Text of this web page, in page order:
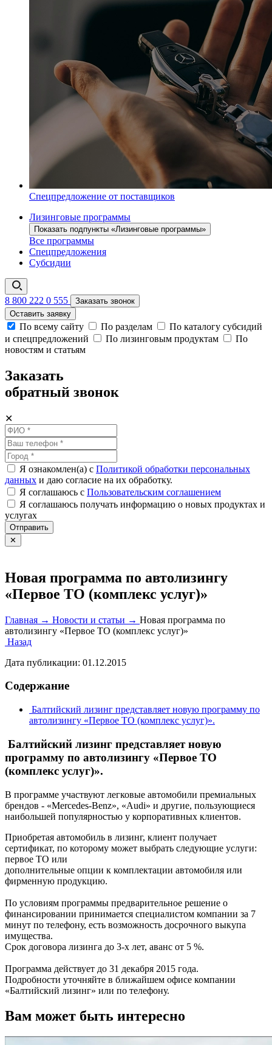
Спецпредложение от поставщиков
Лизинговые программы
Показать подпункты «Лизинговые программы»
Все программы
Спецпредложения
Субсидии
8 800 222 0 555
Заказать звонок
Оставить заявку
По всему сайту По разделам
По каталогу субсидий
и спецпредложений
По лизинговым продуктам
По
новостям и статьям
Заказать
обратный звонок
✕
Я ознакомлен(а) с Политикой обработки персональных
данных и даю согласие на их обработку.
Я соглашаюсь c Пользовательским соглашением
Я соглашаюсь получать информацию о новых продуктах и
услугах
Отправить
✕
Новая программа по автолизингу
«Первое ТО (комплекс услуг)»
Главная → Новости и статьи → Новая программа по
автолизингу «Первое ТО (комплекс услуг)»
Назад
Дата публикации: 01.12.2015
Содержание
Балтийский лизинг представляет новую программу по
автолизингу «Первое ТО (комплекс услуг)».
Балтийский лизинг представляет новую
программу по автолизингу «Первое ТО
(комплекс услуг)».
В программе участвуют легковые автомобили премиальных
брендов - «Mercedes-Benz», «Audi» и другие, пользующиеся
наибольшей популярностью у корпоративных клиентов.
Приобретая автомобиль в лизинг, клиент получает
сертификат, по которому может выбрать следующие услуги:
первое ТО или
дополнительные опции к комплектации автомобиля или
фирменную продукцию.
По условиям программы предварительное решение о
финансировании принимается специалистом компании за 7
минут по телефону, есть возможность досрочного выкупа
имущества.
Срок договора лизинга до 3-х лет, аванс от 5 %.
Программа действует до 31 декабря 2015 года.
Подробности уточняйте в ближайшем офисе компании
«Балтийский лизинг» или по телефону.
Вам может быть интересно